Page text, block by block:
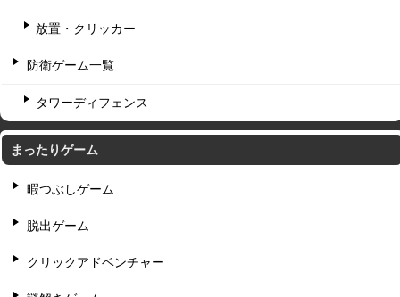
放置・クリッカー
防衛ゲーム一覧
タワーディフェンス
まったりゲーム
暇つぶしゲーム
脱出ゲーム
クリックアドベンチャー